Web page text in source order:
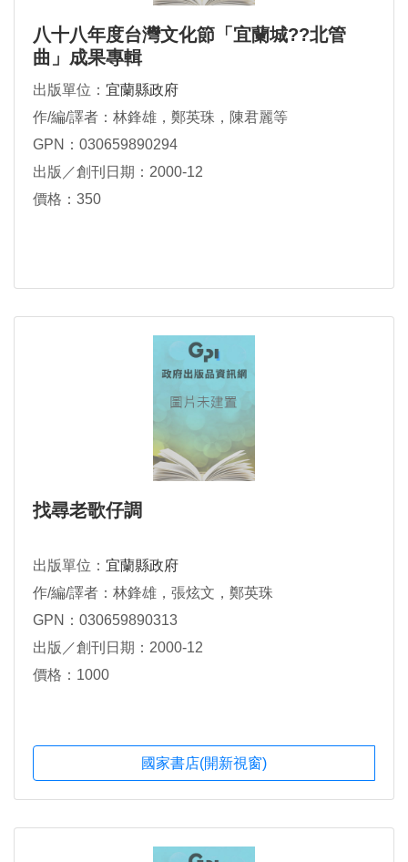
八十八年度台灣文化節「宜蘭城??北管
曲」成果專輯
出版單位： 宜蘭縣政府
作/編/譯者：林鋒雄，鄭英珠，陳君麗等
GPN：030659890294
出版／創刊日期：2000-12
價格：350
找尋老歌仔調
出版單位： 宜蘭縣政府
作/編/譯者：林鋒雄，張炫文，鄭英珠
GPN：030659890313
出版／創刊日期：2000-12
價格：1000
國家書店(開新視窗)